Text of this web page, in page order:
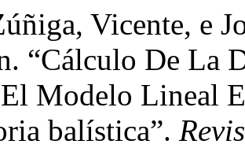
Vicente, e
“Cálculo De La
Modelo Lineal
balística”.